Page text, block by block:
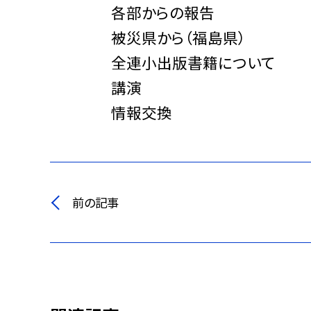
各部からの報告
被災県から（福島県）
全連小出版書籍について
講演
情報交換
前の記事